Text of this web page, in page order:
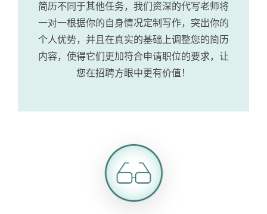
简历不同于其他任务，我们资深的代写老师将
一对一根据你的自身情况定制写作，突出你的
个人优势，并且在真实的基础上调整您的简历
内容，使得它们更加符合申请职位的要求，让
您在招聘方眼中更有价值！